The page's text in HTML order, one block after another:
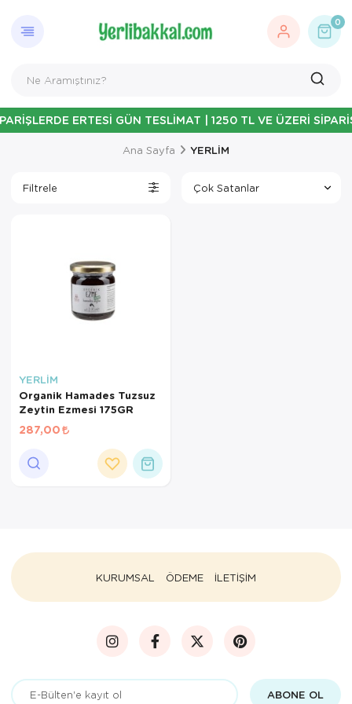
0
ERTESİ GÜN TESLİMAT | 1250 TL VE ÜZERİ
Ana Sayfa YERLİM
Filtrele
YERLİM
Organik Hamades Tuzsuz
Zeytin Ezmesi 175GR
287,00
KURUMSAL ÖDEME İLETİŞİM
ABONE OL
AYNI GÜN
TESLİMAT
ÜRÜNLERİ
Sepetinizde AYNI GÜN TESLİMAT
ürünü bulunduğu için AYNI GÜN
ve 850TL üzeri siparişler için